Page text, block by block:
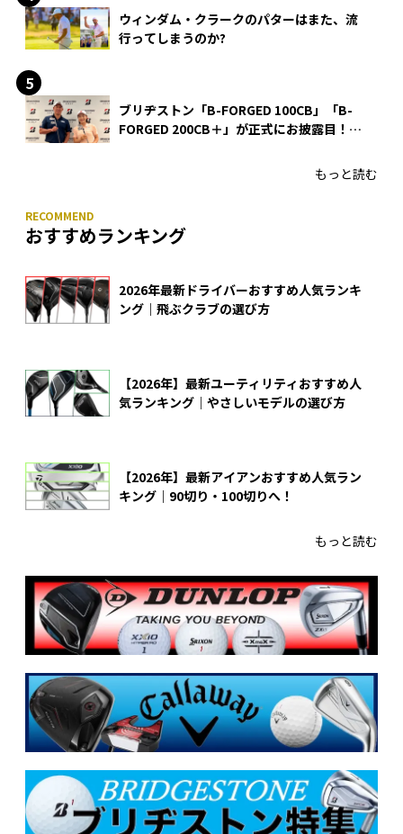
ウィンダム・クラークのパターはまた、流
行ってしまうのか?
ブリヂストン「B-FORGED 100CB」「B-
FORGED 200CB＋」が正式にお披露目！
もっと読む
おすすめランキング
2026年最新ドライバーおすすめ人気ランキ
ング｜飛ぶクラブの選び方
【2026年】最新ユーティリティおすすめ人
気ランキング｜やさしいモデルの選び方
【2026年】最新アイアンおすすめ人気ラン
キング｜90切り・100切りへ！
もっと読む